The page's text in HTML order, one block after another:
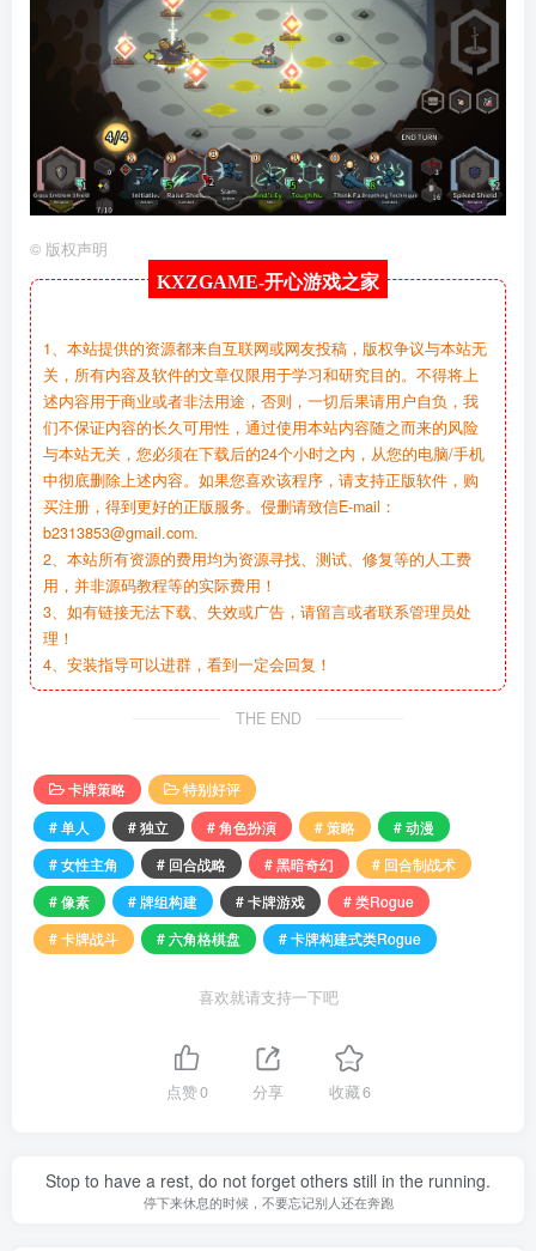
© 版权声明
KXZGAME-开心游戏之家
1、本站提供的资源都来自互联网或网友投稿，版权争议与本站无
关，所有内容及软件的文章仅限用于学习和研究目的。不得将上
述内容用于商业或者非法用途，否则，一切后果请用户自负，我
们不保证内容的长久可用性，通过使用本站内容随之而来的风险
与本站无关，您必须在下载后的24个小时之内，从您的电脑/手机
中彻底删除上述内容。如果您喜欢该程序，请支持正版软件，购
买注册，得到更好的正版服务。侵删请致信E-mail：
b2313853@gmail.com.
2、本站所有资源的费用均为资源寻找、测试、修复等的人工费
用，并非源码教程等的实际费用！
3、如有链接无法下载、失效或广告，请留言或者联系管理员处
理！
4、安装指导可以进群，看到一定会回复！
THE END
卡牌策略
特别好评
# 单人
# 独立 # 角色扮演 # 策略
# 动漫
# 女性主角
# 回合战略 # 黑暗奇幻
# 回合制战术
# 像素
# 牌组构建 # 卡牌游戏
# 类Rogue
# 卡牌战斗
# 六角格棋盘 # 卡牌构建式类Rogue
喜欢就请支持一下吧
点赞0 分享 收藏6
Stop to have a rest, do not forget others still in the running.
停下来休息的时候，不要忘记别人还在奔跑